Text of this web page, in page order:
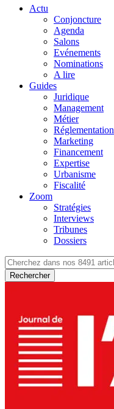
Actu
Conjoncture
Agenda
Salons
Evénements
Nominations
A lire
Guides
Juridique
Management
Métier
Réglementation
Marketing
Financement
Expertise
Urbanisme
Fiscalité
Zoom
Stratégies
Interviews
Tribunes
Dossiers
Rechercher